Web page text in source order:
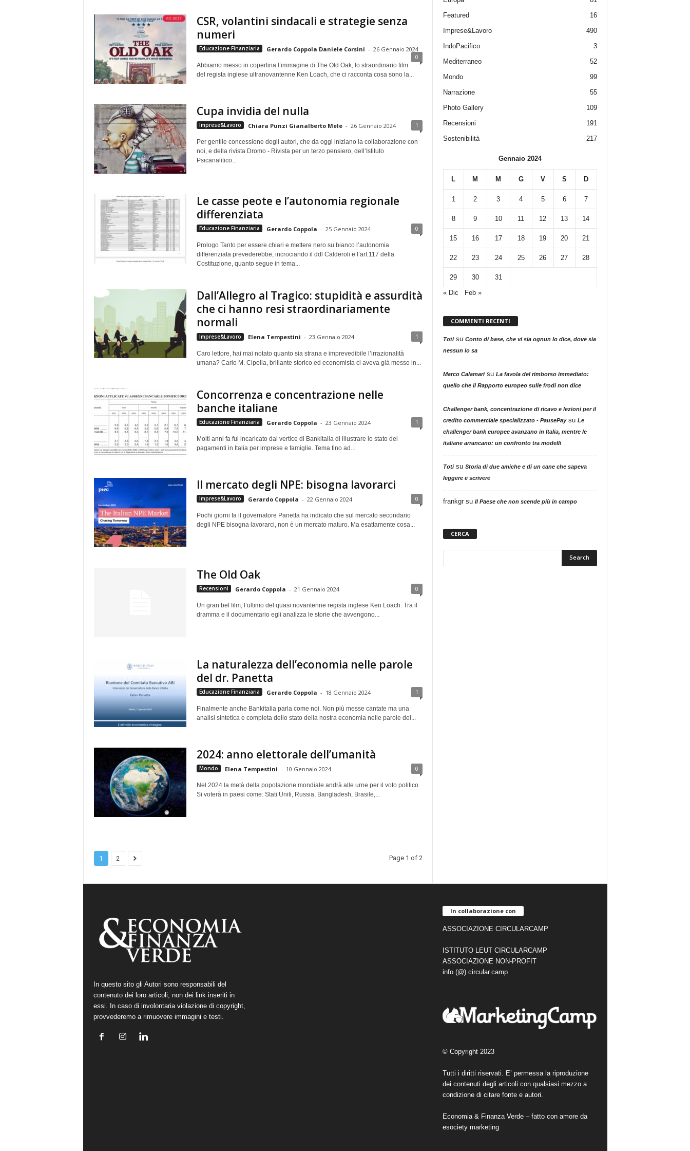
CSR, volantini sindacali e strategie senza
numeri
Educazione Finanziaria Gerardo Coppola Daniele Corsini - 26 Gennaio 2024
0
Abbiamo messo in copertina l’immagine di The Old Oak, lo straordinario film
del regista inglese ultranovantenne Ken Loach, che ci racconta cosa sono la...
Cupa invidia del nulla
Imprese&Lavoro Chiara Punzi Gianalberto Mele - 26 Gennaio 2024 1
Per gentile concessione degli autori, che da oggi iniziano la collaborazione con
noi, e della rivista Dromo - Rivista per un terzo pensiero, dell’Istituto
Psicanalitico...
Le casse peote e l’autonomia regionale
differenziata
Educazione Finanziaria Gerardo Coppola - 25 Gennaio 2024 0
Prologo Tanto per essere chiari e mettere nero su bianco l’autonomia
differenziata prevederebbe, incrociando il ddl Calderoli e l’art.117 della
Costituzione, quanto segue in tema...
Dall’Allegro al Tragico: stupidità e assurdità
che ci hanno resi straordinariamente
normali
Imprese&Lavoro Elena Tempestini - 23 Gennaio 2024 1
Caro lettore, hai mai notato quanto sia strana e imprevedibile l’irrazionalità
umana? Carlo M. Cipolla, brillante storico ed economista ci aveva già messo in...
Concorrenza e concentrazione nelle
banche italiane
Educazione Finanziaria Gerardo Coppola - 23 Gennaio 2024 1
Molti anni fa fui incaricato dal vertice di Bankitalia di illustrare lo stato dei
pagamenti in Italia per imprese e famiglie. Tema fino ad...
Il mercato degli NPE: bisogna lavorarci
Imprese&Lavoro Gerardo Coppola - 22 Gennaio 2024 0
Pochi giorni fa il governatore Panetta ha indicato che sul mercato secondario
degli NPE bisogna lavorarci, non è un mercato maturo. Ma esattamente cosa...
The Old Oak
Recensioni Gerardo Coppola - 21 Gennaio 2024 0
Un gran bel film, l’ultimo del quasi novantenne regista inglese Ken Loach. Tra il
dramma e il documentario egli analizza le storie che avvengono...
La naturalezza dell’economia nelle parole
del dr. Panetta
Educazione Finanziaria Gerardo Coppola - 18 Gennaio 2024 1
Finalmente anche Bankitalia parla come noi. Non più messe cantate ma una
analisi sintetica e completa dello stato della nostra economia nelle parole del...
2024: anno elettorale dell’umanità
Mondo Elena Tempestini - 10 Gennaio 2024 0
Nel 2024 la metà della popolazione mondiale andrà alle urne per il voto politico.
Si voterà in paesi come: Stati Uniti, Russia, Bangladesh, Brasile,...
1 2 Page 1 of 2
Featured
16
Imprese&Lavoro
490
IndoPacifico
3
Mediterraneo
52
Mondo
99
Narrazione
55
Photo Gallery
109
Recensioni
191
Sostenibilità
217
Gennaio 2024
L M M G V S D
1 2 3 4 5 6 7
8 9 10 11 12 13 14
15 16 17 18 19 20 21
22 23 24 25 26 27 28
29 30
31
« Dic
Feb »
COMMENTI RECENTI
Totisu Conto di base, che vi sia ognun lo dice, dove sia
nessun lo sa
Marco Calamarisu La favola del rimborso immediato:
quello che il Rapporto europeo sulle frodi non dice
Challenger bank, concentrazione di ricavo e lezioni per il
credito commerciale specializzato - PausePaysu Le
challenger bank europee avanzano in Italia, mentre le
italiane arrancano: un confronto tra modelli
Totisu Storia di due amiche e di un cane che sapeva
leggere e scrivere
frankgrsu Il Paese che non scende più in campo
CERCA
In questo sito gli Autori sono responsabili del
contenuto dei loro articoli, non dei link inseriti in
essi. In caso di involontaria violazione di copyright,
provvederemo a rimuovere immagini e testi.
In collaborazione con
ASSOCIAZIONE CIRCULARCAMP
ISTITUTO LEUT CIRCULARCAMP
ASSOCIAZIONE NON-PROFIT
info (@) circular.camp
© Copyright 2023
Tutti i diritti riservati. E’ permessa la riproduzione
dei contenuti degli articoli con qualsiasi mezzo a
condizione di citare fonte e autori.
Economia & Finanza Verde – fatto con amore da
esociety marketing